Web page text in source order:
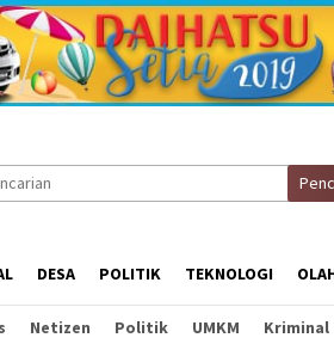
DESA POLITIK TEKNOLOGI
Netizen Politik UMKM Kriminal